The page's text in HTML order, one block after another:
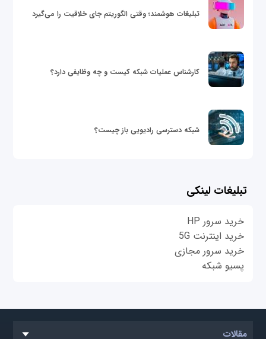
تبلیغات هوشمند؛ وقتی الگوریتم جای خلاقیت را می‌گیرد
کارشناس عملیات شبکه کیست و چه وظایفی دارد؟
شبکه دسترسی رادیویی باز چیست؟
تبلیغات لینکی
خرید سرور HP
خرید اینترنت 5G
خرید سرور مجازی
پسیو شبکه
مقالات